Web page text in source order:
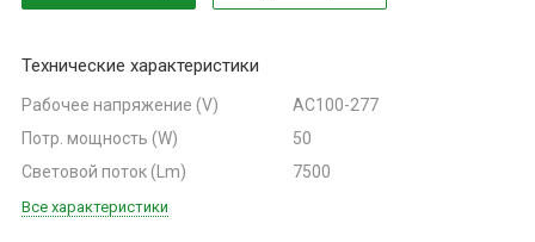
Технические характеристики
Рабочее напряжение (V)
AC100-277
Потр. мощность (W)
50
Световой поток (Lm)
7500
Все характеристики